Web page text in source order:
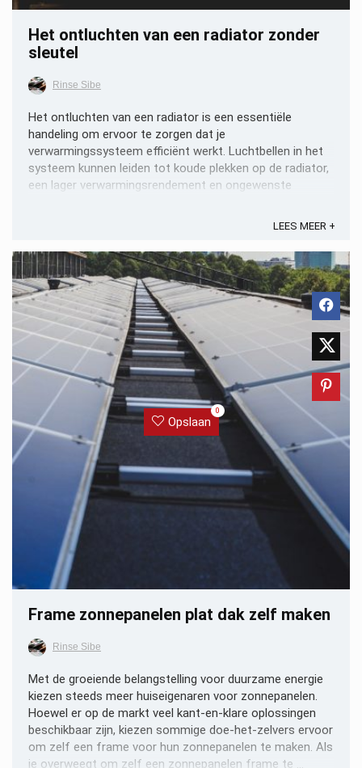
Het ontluchten van een radiator zonder
sleutel
Rinse Sibe
Het ontluchten van een radiator is een essentiële
handeling om ervoor te zorgen dat je
verwarmingssysteem efficiënt werkt. Luchtbellen in het
systeem kunnen leiden tot koude plekken op de radiator,
een lager verwarmingsrendement en ongewenste
LEES MEER +
Opslaan
0
Frame zonnepanelen plat dak zelf maken
Rinse Sibe
Met de groeiende belangstelling voor duurzame energie
kiezen steeds meer huiseigenaren voor zonnepanelen.
Hoewel er op de markt veel kant-en-klare oplossingen
beschikbaar zijn, kiezen sommige doe-het-zelvers ervoor
om zelf een frame voor hun zonnepanelen te maken. Als
je overweegt om zelf een zonnepanelen frame te ...